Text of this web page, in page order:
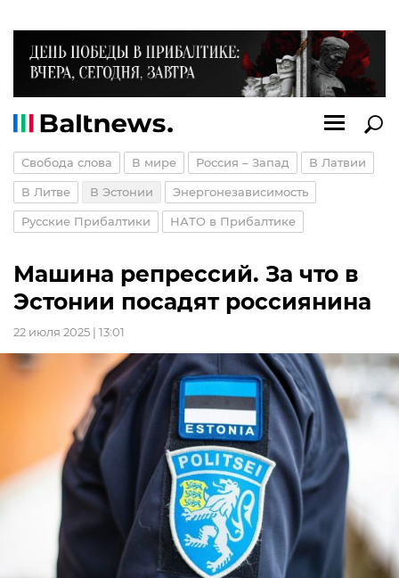
Свобода слова В мире Россия – Запад В Латвии
В Литве В Эстонии Энергонезависимость
Русские Прибалтики НАТО в Прибалтике
Машина репрессий. За что в
Эстонии посадят россиянина
22 июля 2025 | 13:01